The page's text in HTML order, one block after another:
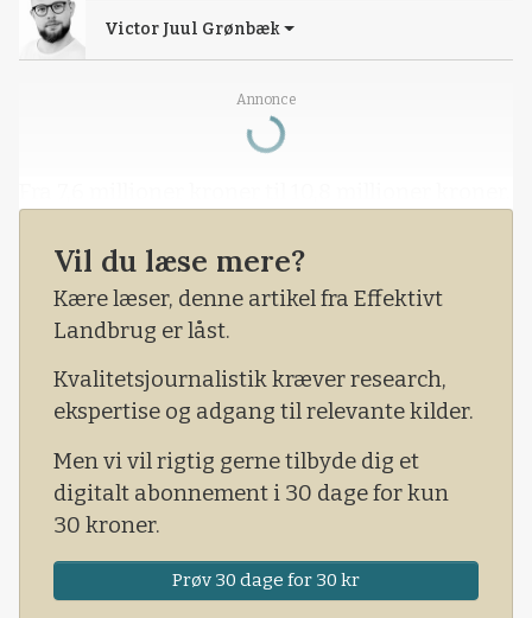
Annonce
Loading...
Victor Juul Grønbæk
Vil du læse mere?
Kære læser, denne artikel fra Effektivt
Landbrug er låst.
Kvalitetsjournalistik kræver research,
ekspertise og adgang til relevante kilder.
Men vi vil rigtig gerne tilbyde dig et
digitalt abonnement i 30 dage for kun
30 kroner.
Prøv 30 dage for 30 kr